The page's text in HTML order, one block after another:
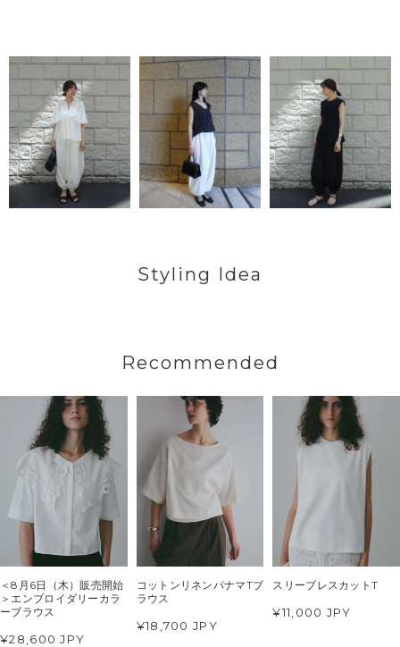
Styling Idea
Recommended
＜8月6日（木）販売開始
＞エンブロイダリーカラ
ーブラウス
¥28,600 JPY
コットンリネンパナマTブ
ラウス
¥18,700 JPY
スリーブレスカットT
¥11,000 JPY